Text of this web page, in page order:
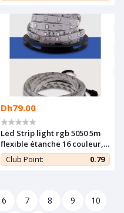
Dh79.00
Led Strip light rgb 5050 5m
flexible étanche 16 couleur,
télécommande haute qualité
Bluetooth Infrared
Club Point: 0.79
6 7 8 9
10